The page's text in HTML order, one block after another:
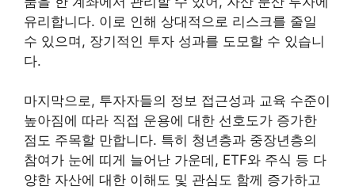
유리합니다. 이로 인해 상대적으로 리스크를 줄일
수 있으며, 장기적인 투자 성과를 도모할 수 있습니
다.
마지막으로, 투자자들의 정보 접근성과 교육 수준이
높아짐에 따라 직접 운용에 대한 선호도가 증가한
점도 주목할 만합니다. 특히 청년층과 중장년층의
참여가 눈에 띠게 늘어난 가운데, ETF와 주식 등 다
양한 자산에 대한 이해도 및 관심도 함께 증가하고